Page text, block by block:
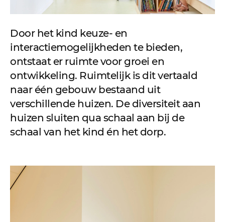
Door het kind keuze- en
interactiemogelijkheden te bieden,
ontstaat er ruimte voor groei en
ontwikkeling. Ruimtelijk is dit vertaald
naar één gebouw bestaand uit
verschillende huizen. De diversiteit aan
huizen sluiten qua schaal aan bij de
schaal van het kind én het dorp.